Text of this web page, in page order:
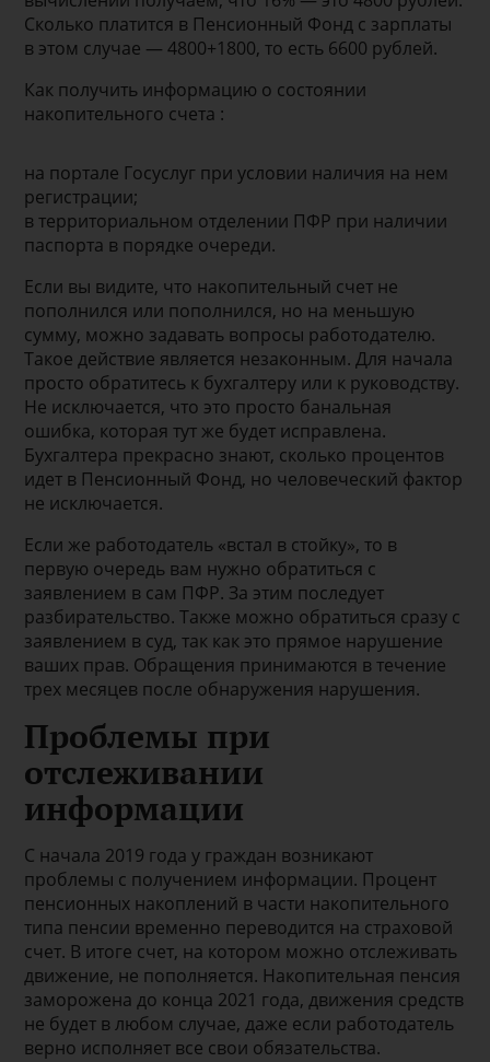
Сколько платится в Пенсионный Фонд с зарплаты
в этом случае — 4800+1800, то есть 6600 рублей.
Как получить информацию о состоянии
накопительного счета :
на портале Госуслуг при условии наличия на нем
регистрации;
в территориальном отделении ПФР при наличии
паспорта в порядке очереди.
Если вы видите, что накопительный счет не
пополнился или пополнился, но на меньшую
сумму, можно задавать вопросы работодателю.
Такое действие является незаконным. Для начала
просто обратитесь к бухгалтеру или к руководству.
Не исключается, что это просто банальная
ошибка, которая тут же будет исправлена.
Бухгалтера прекрасно знают, сколько процентов
идет в Пенсионный Фонд, но человеческий фактор
не исключается.
Если же работодатель «встал в стойку», то в
первую очередь вам нужно обратиться с
заявлением в сам ПФР. За этим последует
разбирательство. Также можно обратиться сразу с
заявлением в суд, так как это прямое нарушение
ваших прав. Обращения принимаются в течение
трех месяцев после обнаружения нарушения.
Проблемы при
отслеживании
информации
С начала 2019 года у граждан возникают
проблемы с получением информации. Процент
пенсионных накоплений в части накопительного
типа пенсии временно переводится на страховой
счет. В итоге счет, на котором можно отслеживать
движение, не пополняется. Накопительная пенсия
заморожена до конца 2021 года, движения средств
не будет в любом случае, даже если работодатель
верно исполняет все свои обязательства.